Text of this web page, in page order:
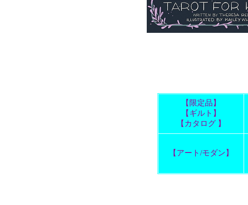
【限定品】
【ギルト】
【カタログ 】
【アート/モダン】